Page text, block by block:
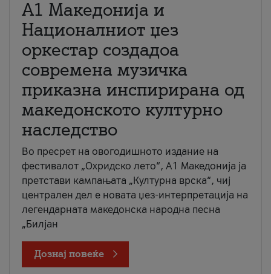
А1 Македонија и
Националниот џез
оркестар создадоа
современа музичка
приказна инспирирана од
македонското културно
наследство
Во пресрет на овогодишното издание на
фестивалот „Охридско лето“, А1 Македонија ја
претстави кампањата „Културна врска“, чиј
централен дел е новата џез-интерпретација на
легендарната македонска народна песна
„Билјан
Дознај повеќе